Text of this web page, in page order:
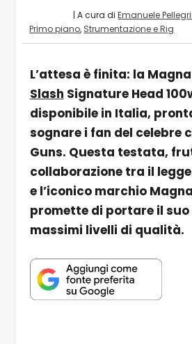
| A cura diEmanuele
Primo piano, Strumentazione e Rig
L’attesa è finita: la
Slash Signature Head
disponibile in Italia,
sognare i fan del celebre
Guns. Questa testata,
collaborazione tra il
e l’iconico marchio
promette di portare il suo
massimi livelli di qualità.